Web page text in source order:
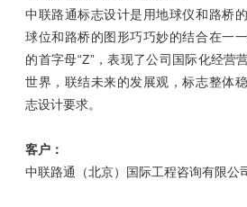
中联路通标志设计是用地球仪和路桥
球位和路桥的图形巧巧妙的结合在一
的首字母“Z”，表现了公司国际化经营
世界，联结未来的发展观，标志整体
志设计要求。
客户：
中联路通（北京）国际工程咨询有限公